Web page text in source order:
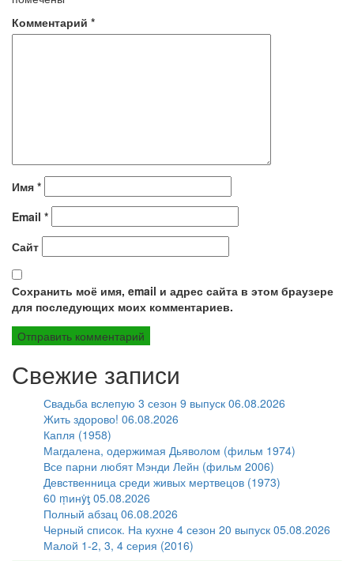
Комментарий *
Имя *
Email *
Сайт
Сохранить моё имя, email и адрес сайта в этом браузере
для последующих моих комментариев.
Свежие записи
Свадьба вслепую 3 сезон 9 выпуск 06.08.2026
Жить здорово! 06.08.2026
Капля (1958)
Магдалена, одержимая Дьяволом (фильм 1974)
Все парни любят Мэнди Лейн (фильм 2006)
Девственница среди живых мертвецов (1973)
60 ṃинẏƫ 05.08.2026
Полный абзац 06.08.2026
Черный список. На кухне 4 сезон 20 выпуск 05.08.2026
Малой 1-2, 3, 4 серия (2016)